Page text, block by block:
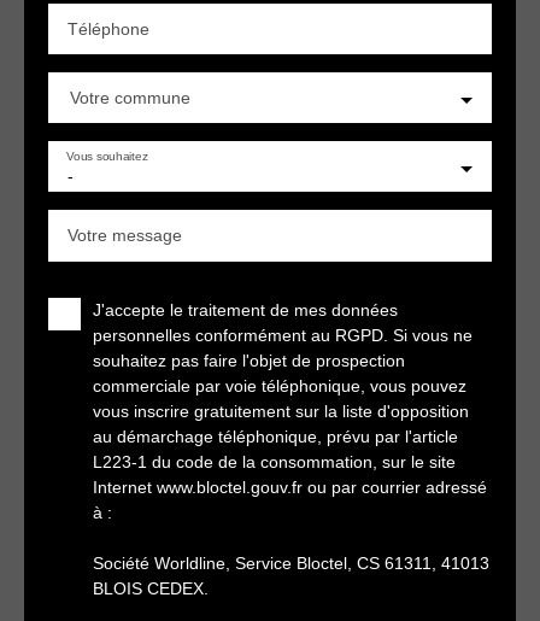
Téléphone
Votre commune
-
Vous souhaitez
Votre message
J'accepte le traitement de mes données
personnelles conformément au RGPD. Si vous ne
souhaitez pas faire l'objet de prospection
commerciale par voie téléphonique, vous pouvez
vous inscrire gratuitement sur la liste d'opposition
au démarchage téléphonique, prévu par l'article
L223-1 du code de la consommation, sur le site
Internet www.bloctel.gouv.fr ou par courrier adressé
à :
Société Worldline, Service Bloctel, CS 61311, 41013
BLOIS CEDEX.